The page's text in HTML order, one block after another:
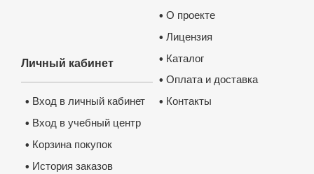
• О проекте
• Лицензия
• Каталог
• Оплата и доставка
• Контакты
Личный кабинет
• Вход в личный кабинет
• Вход в учебный центр
• Корзина покупок
• История заказов